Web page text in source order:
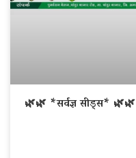
🌿🌿 *सर्वज्ञ सीड्स* 🌿🌿